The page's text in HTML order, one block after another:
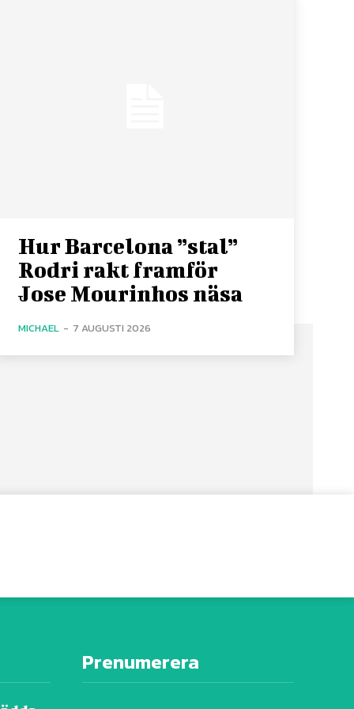
Hur Barcelona ”stal”
Rodri rakt framför
Jose Mourinhos näsa
MICHAEL - 7 AUGUSTI 2026
Prenumerera